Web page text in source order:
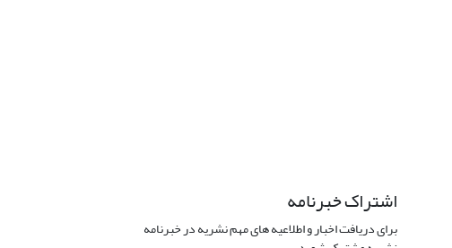
اشتراک خبرنامه
برای دریافت اخبار و اطلاعیه های مهم نشریه در خبرنامه